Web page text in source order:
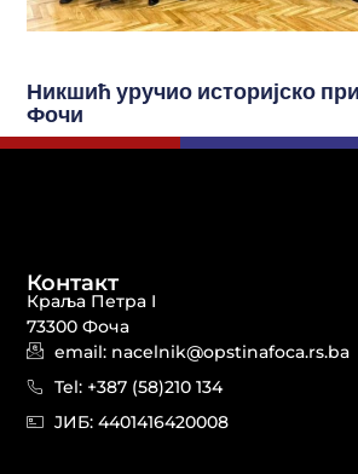
Никшић уручио историјско
Фочи
Контакт
Краља Петра I
73300 Фоча
email: nacelnik@opstinafoca.rs.ba
Tel: +387 (58)210 134
JИБ: 44014164​20008